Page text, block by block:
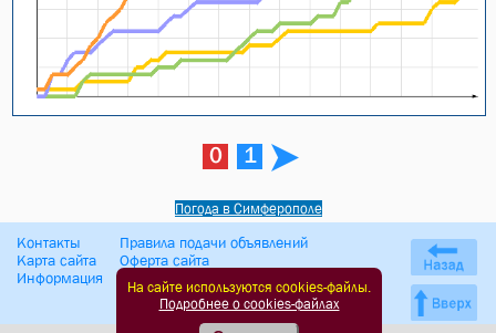
0 1
Погода в Симферополе
Контакты
Карта сайта
Информация
Правила подачи объявлений
Оферта сайта
Политика обработки ПД
На сайте используются cookies-файлы.
Подробнее о cookies-файлах